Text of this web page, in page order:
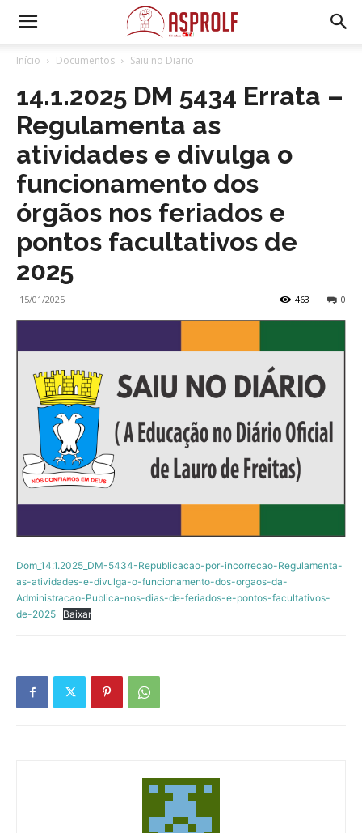
Início Documentos Saiu no Diario
14.1.2025 DM 5434 Errata –
Regulamenta as
atividades e divulga o
funcionamento dos
órgãos nos feriados e
pontos facultativos de
2025
15/01/2025 0
463
Dom_14.1.2025_DM-5434-Republicacao-por-incorrecao-Regulamenta-
as-atividades-e-divulga-o-funcionamento-dos-orgaos-da-
Administracao-Publica-nos-dias-de-feriados-e-pontos-facultativos-
de-2025
Baixar